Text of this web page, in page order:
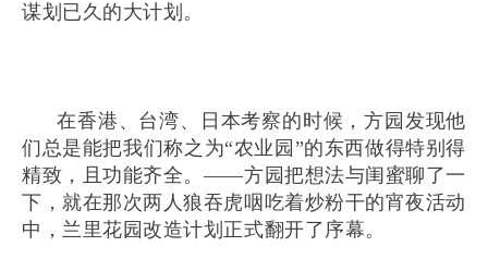
谋划已久的大计划。
在香港、台湾、日本考察的时候，方园发现他
们总是能把我们称之为“农业园”的东西做得特别得
精致，且功能齐全。——方园把想法与闺蜜聊了一
下，就在那次两人狼吞虎咽吃着炒粉干的宵夜活动
中，兰里花园改造计划正式翻开了序幕。